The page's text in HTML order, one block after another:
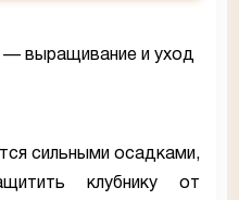
— выращивание и уход
сильными осадками,
клубнику от